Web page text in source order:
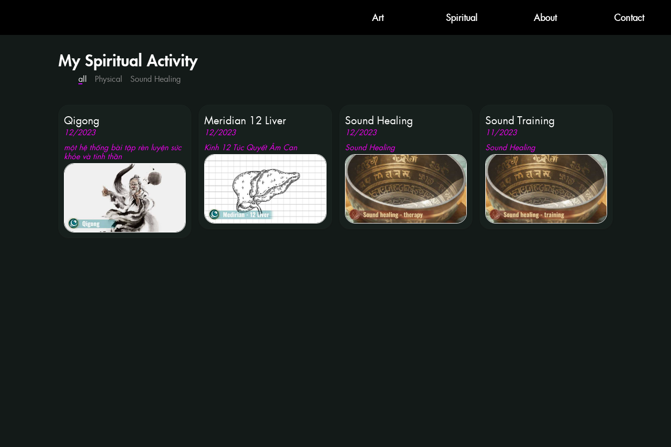
Art Spiritual About Contact
My Spiritual Activity
all Physical Sound Healing
Qigong
12/2023
một hệ thống bài tập rèn luyện sức
khỏe và tinh thần
Meridian 12 Liver
12/2023
Kinh 12 Túc Quyết Âm Can
Sound Healing
12/2023
Sound Healing
Sound Training
11/2023
Sound Healing